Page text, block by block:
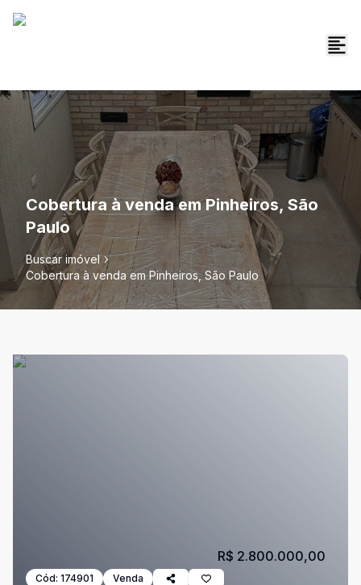
Cobertura à venda em Pinheiros, São
Paulo
Buscar imóvel
Cobertura à venda em Pinheiros, São Paulo
Cód: 174901 Venda
R$ 2.800.000,00